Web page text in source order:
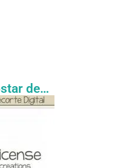
de…
variantes.